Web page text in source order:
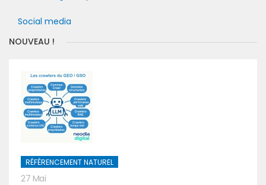
Social media
NOUVEAU !
RÉFÉRENCEMENT NATUREL
27 Mai